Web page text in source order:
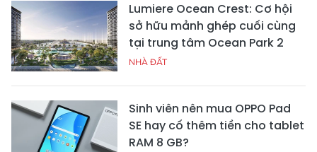
Lumiere Ocean Crest: Cơ hội
sở hữu mảnh ghép cuối cùng
tại trung tâm Ocean Park 2
NHÀ ĐẤT
Sinh viên nên mua OPPO Pad
SE hay cố thêm tiền cho tablet
RAM 8 GB?